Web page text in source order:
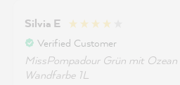
Silvia E
Verified Customer
MissPompadour Grün mit
Wandfarbe 1L